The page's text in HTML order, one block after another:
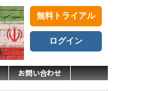
無料トライアル
ログイン
お問い合わせ